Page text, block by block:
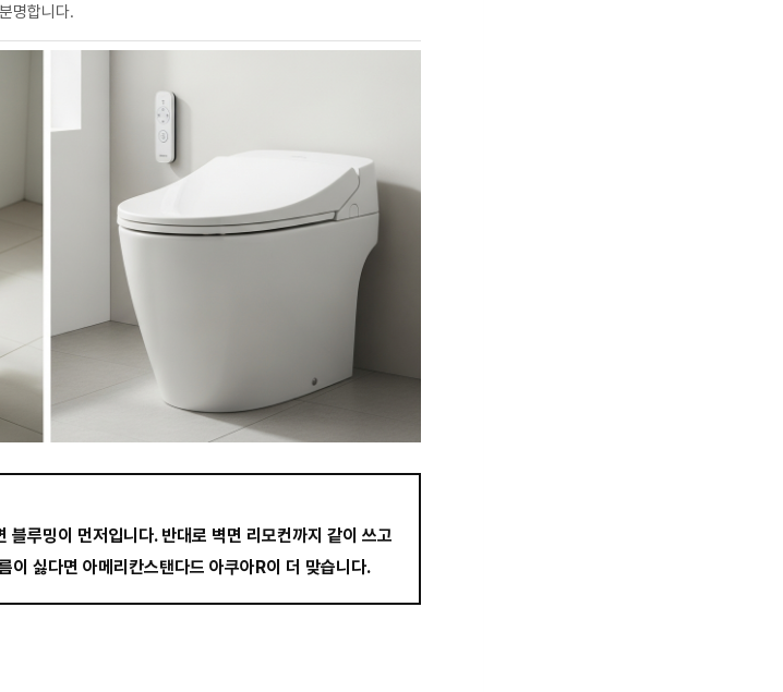
명합니다.
루밍이 먼저입니다. 반대로 벽면 리모컨까지 같이 쓰고
이 싫다면 아메리칸스탠다드 아쿠아R이 더 맞습니다.